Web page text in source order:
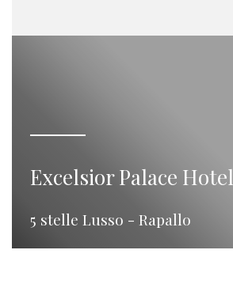
Excelsior Palace Hotel
5 stelle Lusso - Rapallo